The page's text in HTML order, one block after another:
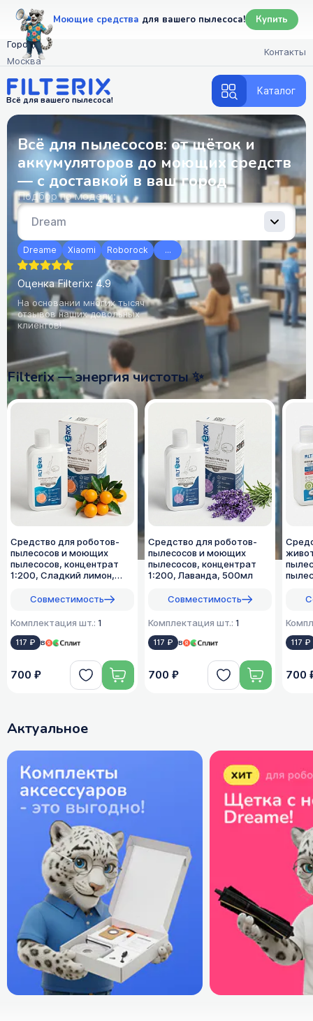
Моющие средства для вашего пылесоса! Купить
Город:
Москва
Контакты
Всё для вашего пылесоса!
Каталог
Всё для пылесосов: от щёток и
аккумуляторов до моющих средств
— с доставкой в ваш город
Подбор по модели:
Dreame Xiaomi Roborock ...
Оценка Filterix: 4.9
На основании многих тысяч
отзывов наших довольных
клиентов!
Filterix — энергия чистоты ✨
Средство для роботов-
пылесосов и моющих
пылесосов, концентрат
1:200, Сладкий лимон,
Совместимость
Комплектация шт.: 1
117 ₽ в
700 ₽
Средство для роботов-
пылесосов и моющих
пылесосов, концентрат
1:200, Лаванда, 500мл
Совместимость
Комплектация шт.:1
117 ₽ в
700 ₽
117 ₽
700
Актуальное